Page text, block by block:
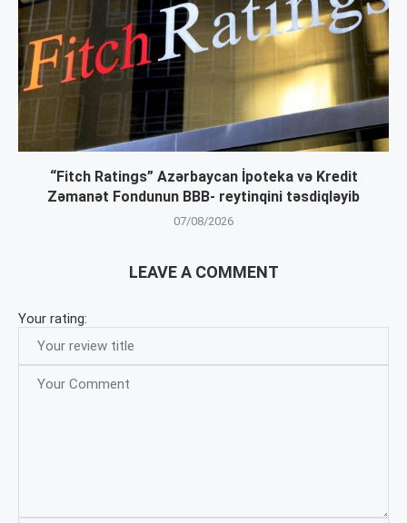
“Fitch Ratings” Azərbaycan İpoteka və Kredit
Zəmanət Fondunun BBB- reytinqini təsdiqləyib
07/08/2026
LEAVE A COMMENT
Your rating: